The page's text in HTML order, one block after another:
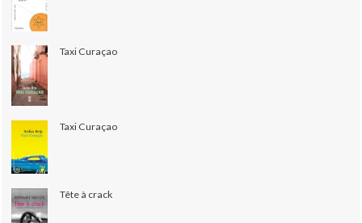
Taxi Curaçao
Taxi Curaçao
Tête à crack